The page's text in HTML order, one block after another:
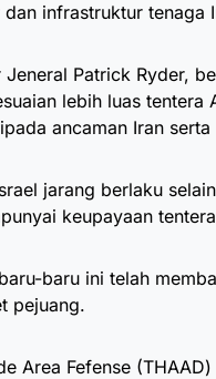
infrastruktur tenaga
Patrick Ryder,
lebih luas tentera
ancaman Iran
jarang berlaku
keupayaan
baru ini telah
pejuang.
Area Fefense